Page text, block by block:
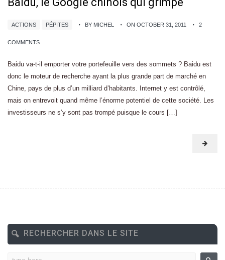
ACTIONS PÉPITES BY MICHEL ON OCTOBER 31, 2011 2
COMMENTS
Baidu va-t-il emporter votre portefeuille vers des sommets ? Baidu est
donc le moteur de recherche ayant la plus grande part de marché en
Chine, pays de plus d’un milliard d’habitants. Internet y est contrôlé,
mais on entrevoit quand même l’énorme potentiel de cette société. Les
investisseurs ne s’y sont pas trompé puisque le cours […]
RECHERCHER DANS LE SITE